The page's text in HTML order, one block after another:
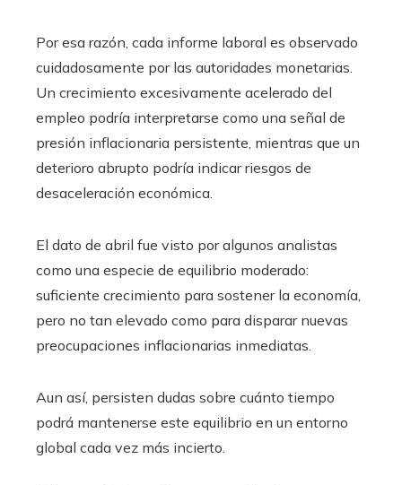
Por esa razón, cada informe laboral es observado
cuidadosamente por las autoridades monetarias.
Un crecimiento excesivamente acelerado del
empleo podría interpretarse como una señal de
presión inflacionaria persistente, mientras que un
deterioro abrupto podría indicar riesgos de
desaceleración económica.
El dato de abril fue visto por algunos analistas
como una especie de equilibrio moderado:
suficiente crecimiento para sostener la economía,
pero no tan elevado como para disparar nuevas
preocupaciones inflacionarias inmediatas.
Aun así, persisten dudas sobre cuánto tiempo
podrá mantenerse este equilibrio en un entorno
global cada vez más incierto.